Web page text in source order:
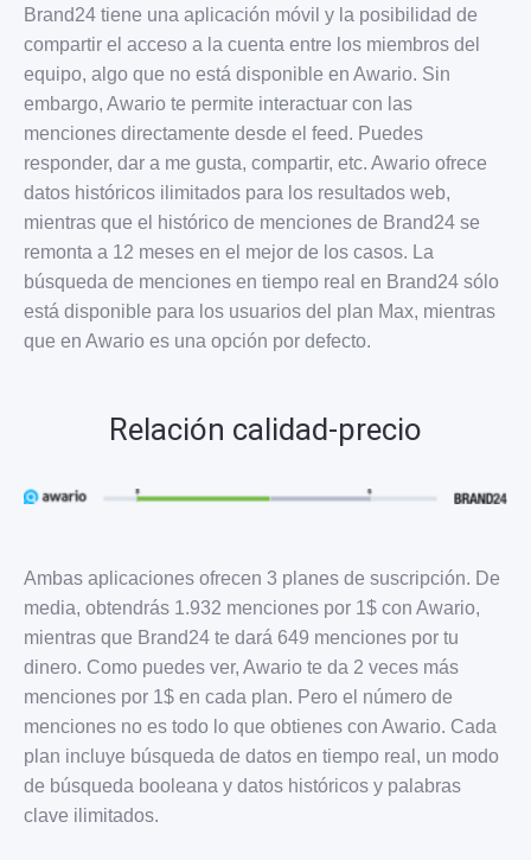
Brand24 tiene una aplicación móvil y la posibilidad de
compartir el acceso a la cuenta entre los miembros del
equipo, algo que no está disponible en Awario. Sin
embargo, Awario te permite interactuar con las
menciones directamente desde el feed. Puedes
responder, dar a me gusta, compartir, etc. Awario ofrece
datos históricos ilimitados para los resultados web,
mientras que el histórico de menciones de Brand24 se
remonta a 12 meses en el mejor de los casos. La
búsqueda de menciones en tiempo real en Brand24 sólo
está disponible para los usuarios del plan Max, mientras
que en Awario es una opción por defecto.
Relación calidad-precio
Ambas aplicaciones ofrecen 3 planes de suscripción. De
media, obtendrás 1.932 menciones por 1$ con Awario,
mientras que Brand24 te dará 649 menciones por tu
dinero. Como puedes ver, Awario te da 2 veces más
menciones por 1$ en cada plan. Pero el número de
menciones no es todo lo que obtienes con Awario. Cada
plan incluye búsqueda de datos en tiempo real, un modo
de búsqueda booleana y datos históricos y palabras
clave ilimitados.